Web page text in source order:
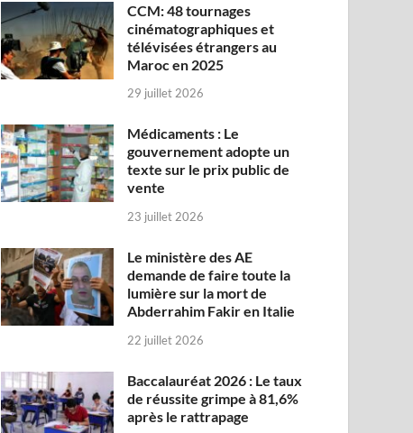
CCM: 48 tournages
cinématographiques et
télévisées étrangers au
Maroc en 2025
29 juillet 2026
Médicaments : Le
gouvernement adopte un
texte sur le prix public de
vente
23 juillet 2026
Le ministère des AE
demande de faire toute la
lumière sur la mort de
Abderrahim Fakir en Italie
22 juillet 2026
Baccalauréat 2026 : Le taux
de réussite grimpe à 81,6%
après le rattrapage